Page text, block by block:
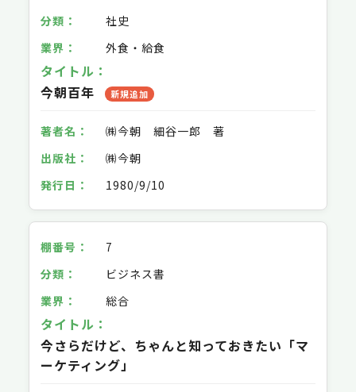
社史
外食・給食
今朝百年 新規追加
㈱今朝 細谷一郎 著
㈱今朝
1980/9/10
7
ビジネス書
総合
今さらだけど、ちゃんと知っておきたい「マ
ーケティング」